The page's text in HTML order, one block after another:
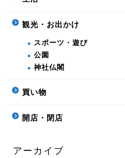
観光・お出かけ
スポーツ・遊び
公園
神社仏閣
買い物
開店・閉店
アーカイブ